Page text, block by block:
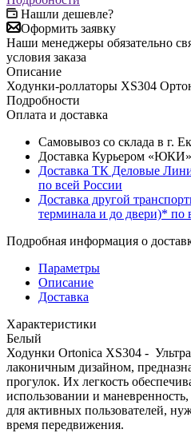
Нашли дешевле?
Оформить заявку
Наши менеджеры обязательно
условия заказа
Описание
Ходунки-роллаторы XS304
Подробности
Оплата и доставка
Самовывоз со склада в г.
Доставка Курьером «ЮКИ»
Доставка ТК Деловые
по всей России
Доставка другой
терминала и до двери)* по
Подробная информация о
Параметры
Описание
Доставка
Характеристики
Белый
Ходунки Ortonica XS304 -
лаконичным дизайном,
прогулок. Их легкость
использовании и
для активных пользователей,
время передвижения.